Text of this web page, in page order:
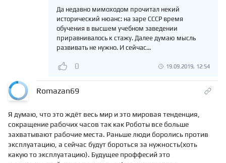
Да недавно мимоходом прочитал некий
исторический нюанс: на заре СССР время
обучения в высшем учебном заведении
приравнивалось к стажу. Далее думаю мысль
развивать не нужно. И сейчас...
0 19.09.2019, 12:54
Romazan69
Я думаю, что это ждёт весь мир и это мировая тенденция,
сокращение рабочих часов так как Роботы все больше
захватывают рабочие места. Раньше люди боролись против
эксплуатацию, а сейчас будут бороться за нужность(хоть
какую то эксплуатацию). Будущее проффесий это